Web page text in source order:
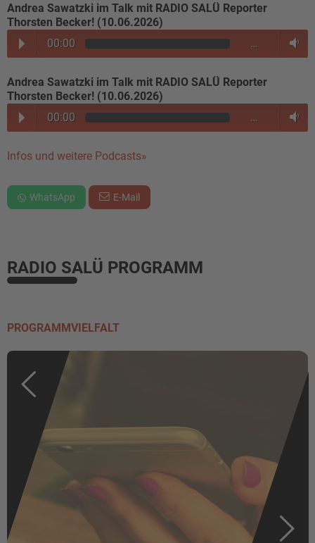
Andrea Sawatzki im Talk mit RADIO SALÜ Reporter
Thorsten Becker! (10.06.2026)
00:00
…
Andrea Sawatzki im Talk mit RADIO SALÜ Reporter
Thorsten Becker! (10.06.2026)
00:00
…
Infos und weitere Podcasts»
WhatsApp E-Mail
RADIO SALÜ PROGRAMM
PROGRAMMVIELFALT